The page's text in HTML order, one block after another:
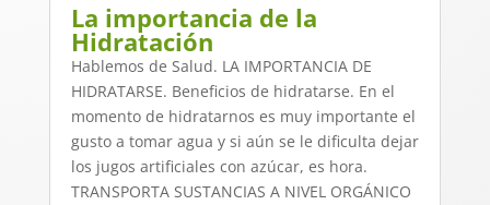
La importancia de la
Hidratación
Hablemos de Salud. LA IMPORTANCIA DE
HIDRATARSE. Beneficios de hidratarse. En el
momento de hidratarnos es muy importante el
gusto a tomar agua y si aún se le dificulta dejar
los jugos artificiales con azúcar, es hora.
TRANSPORTA SUSTANCIAS A NIVEL ORGÁNICO